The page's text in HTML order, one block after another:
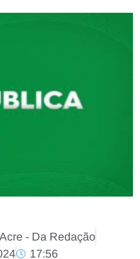
- Da Redação
17:56